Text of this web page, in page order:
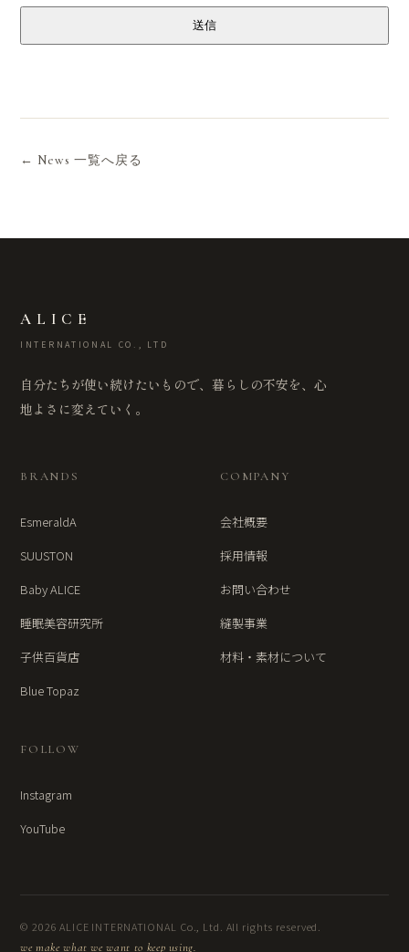
送信
← News 一覧へ戻る
ALICE
INTERNATIONAL CO., LTD
自分たちが使い続けたいもので、暮らしの不安を、心
地よさに変えていく。
BRANDS
EsmeraldA
SUUSTON
Baby ALICE
睡眠美容研究所
子供百貨店
Blue Topaz
COMPANY
会社概要
採用情報
お問い合わせ
縫製事業
材料・素材について
FOLLOW
Instagram
YouTube
© 2026 ALICE INTERNATIONAL Co., Ltd. All rights reserved.
we make what we want to keep using.